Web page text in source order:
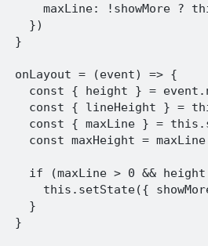
maxLine: !showMore ?
    })
  }
  onLayout = (event) => {
const { height } =
const { lineHeight } =
const { maxLine } =
const maxHeight =
if (maxLine > 0 &&
this.setState({
    }
  }